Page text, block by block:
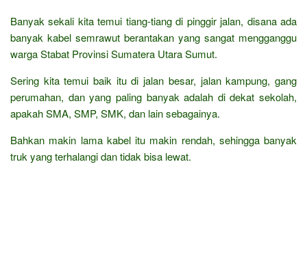
Banyak sekali kita temui tiang-tiang di pinggir jalan, disana ada
banyak kabel semrawut berantakan yang sangat mengganggu
warga Stabat Provinsi Sumatera Utara Sumut.
Sering kita temui baik itu di jalan besar, jalan kampung, gang
perumahan, dan yang paling banyak adalah di dekat sekolah,
apakah SMA, SMP, SMK, dan lain sebagainya.
Bahkan makin lama kabel itu makin rendah, sehingga banyak
truk yang terhalangi dan tidak bisa lewat.